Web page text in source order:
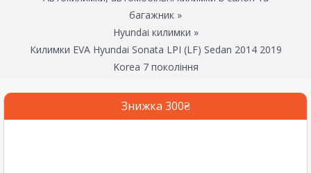
багажник »
Hyundai килимки »
Килимки EVA Hyundai Sonata LPI (LF) Sedan 2014 2019
Korea 7 покоління
Знижка 300₴